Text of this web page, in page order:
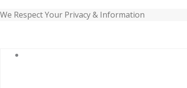
We Respect Your Privacy & Information